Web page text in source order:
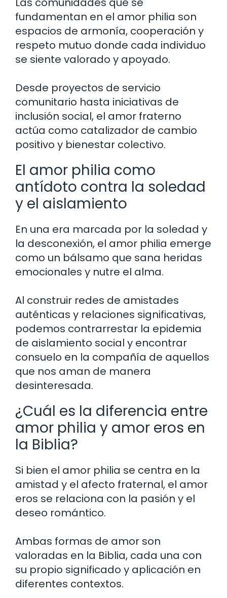
fundamentan en el amor philia son
espacios de armonía, cooperación y
respeto mutuo donde cada individuo
se siente valorado y apoyado.
Desde proyectos de servicio
comunitario hasta iniciativas de
inclusión social, el amor fraterno
actúa como catalizador de cambio
positivo y bienestar colectivo.
El amor philia como
antídoto contra la soledad
y el aislamiento
En una era marcada por la soledad y
la desconexión, el amor philia emerge
como un bálsamo que sana heridas
emocionales y nutre el alma.
Al construir redes de amistades
auténticas y relaciones significativas,
podemos contrarrestar la epidemia
de aislamiento social y encontrar
consuelo en la compañía de aquellos
que nos aman de manera
desinteresada.
¿Cuál es la diferencia entre
amor philia y amor eros en
la Biblia?
Si bien el amor philia se centra en la
amistad y el afecto fraternal, el amor
eros se relaciona con la pasión y el
deseo romántico.
Ambas formas de amor son
valoradas en la Biblia, cada una con
su propio significado y aplicación en
diferentes contextos.